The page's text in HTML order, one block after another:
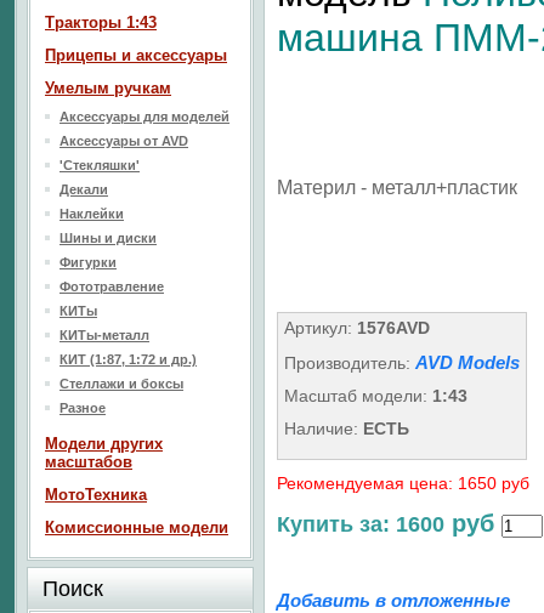
машина ПММ-
Материл - металл+пластик
Артикул: 1576AVD
Производитель: AVD Models
Масштаб модели: 1:43
Наличие: ЕСТЬ
Рекомендуемая цена: 1650 руб
Купить за: 1600 руб
Добавить в отложенные
Тракторы 1:43
Прицепы и аксессуары
Умелым ручкам
Аксессуары для моделей
Аксессуары от AVD
'Стекляшки'
Декали
Наклейки
Шины и диски
Фигурки
Фототравление
КИТы
КИТы-металл
КИТ (1:87, 1:72 и др.)
Стеллажи и боксы
Разное
Модели других
масштабов
МотоТехника
Комиссионные модели
Поиск